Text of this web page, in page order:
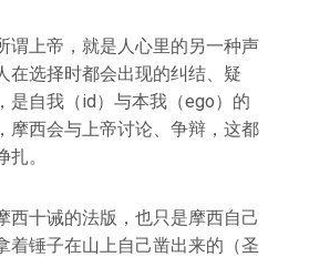
谓上帝，就是人心里的另一种声
在选择时都会出现的纠结、疑
是自我（id）与本我（ego）的
摩西会与上帝讨论、争辩，这都
。
西十诫的法版，也只是摩西自己
着锤子在山上自己凿出来的（圣